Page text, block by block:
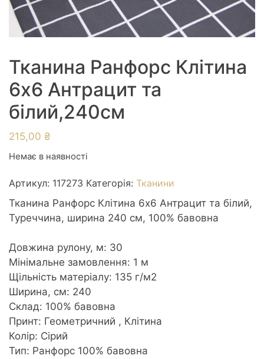
Тканина Ранфорс Клітина
6х6 Антрацит та
білий,240см
215,00 ₴
Немає в наявності
Артикул: 117273 Категорія: Тканини
Тканина Ранфорс Клітина 6х6 Антрацит та білий,
Туреччина, ширина 240 см, 100% бавовна
Довжина рулону, м: 30
Мінімальне замовлення: 1 м
Щільність матеріалу: 135 г/м2
Ширина, см: 240
Склад: 100% бавовна
Принт: Геометричний , Клітина
Колір: Сірий
Тип: Ранфорс 100% бавовна